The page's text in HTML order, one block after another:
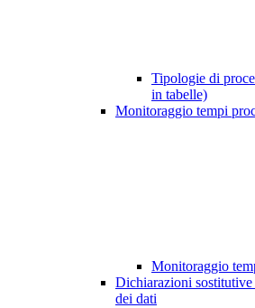
Tipologie di
in tabelle)
Monitoraggio tempi
Monitoraggio
Dichiarazioni
dei dati